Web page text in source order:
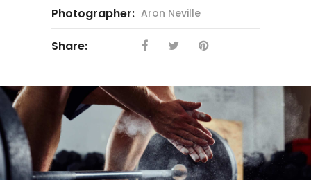
Photographer: Aron Neville
Share: